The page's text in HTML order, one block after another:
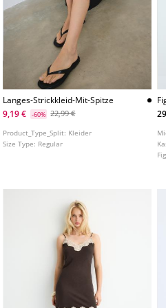
Langes-Strickkleid-Mit-Spitze
9,19 €
-60% 22,99 €
Product_Type_Split: Kleider
Size Type: Regular